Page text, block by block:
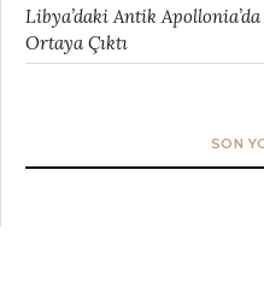
Libya’daki Antik
Ortaya Çıktı
SON